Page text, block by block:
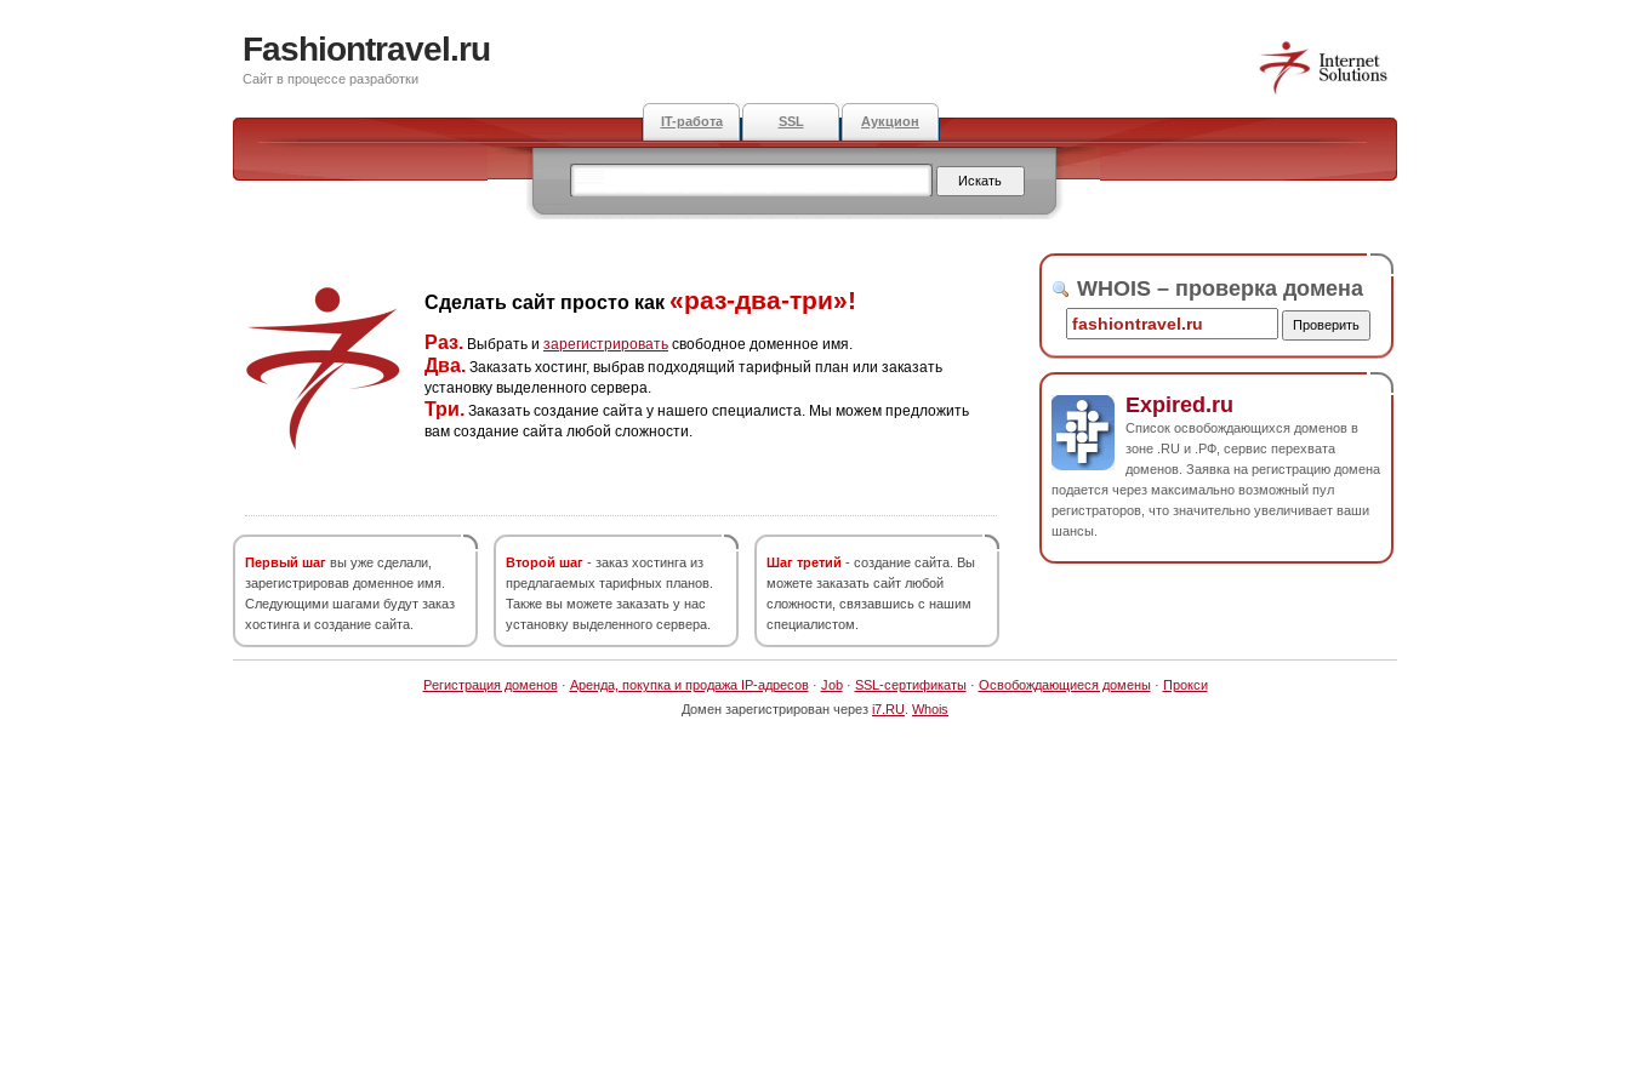
Fashiontravel.ru
Сайт в процессе разработки
IT-работа SSL Аукцион
Сделать сайт просто как «раз-два-три»!
Раз. Выбрать и зарегистрировать свободное доменное имя.
Два. Заказать хостинг, выбрав подходящий тарифный план или заказать
установку выделенного сервера.
Три. Заказать создание сайта у нашего специалиста. Мы можем предложить
вам создание сайта любой сложности.
Первый шаг вы уже сделали,
зарегистрировав доменное имя.
Следующими шагами будут заказ
хостинга и создание сайта.
Второй шаг - заказ хостинга из
предлагаемых тарифных планов.
Также вы можете заказать у нас
установку выделенного сервера.
Шаг третий - создание сайта. Вы
можете заказать сайт любой
сложности, связавшись с нашим
специалистом.
WHOIS – проверка домена
Expired.ru
Список освобождающихся доменов в
зоне .RU и .РФ, сервис перехвата
доменов. Заявка на регистрацию домена
подается через максимально возможный пул
регистраторов, что значительно увеличивает ваши
шансы.
Регистрация доменов· Аренда, покупка и продажа IP-адресов· Job· SSL-сертификаты· Освобождающиеся домены· Прокси
Домен зарегистрирован через i7.RU Whois